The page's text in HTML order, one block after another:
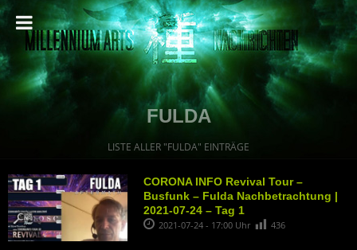
FULDA
LISTE ALLER "FULDA" EINTRÄGE
CORONA INFO Revival Tour –
Busfunk – Fulda Nachbetrachtung |
2021-07-24 – Tag 1
2021-07-24 - 17:00 Uhr 436